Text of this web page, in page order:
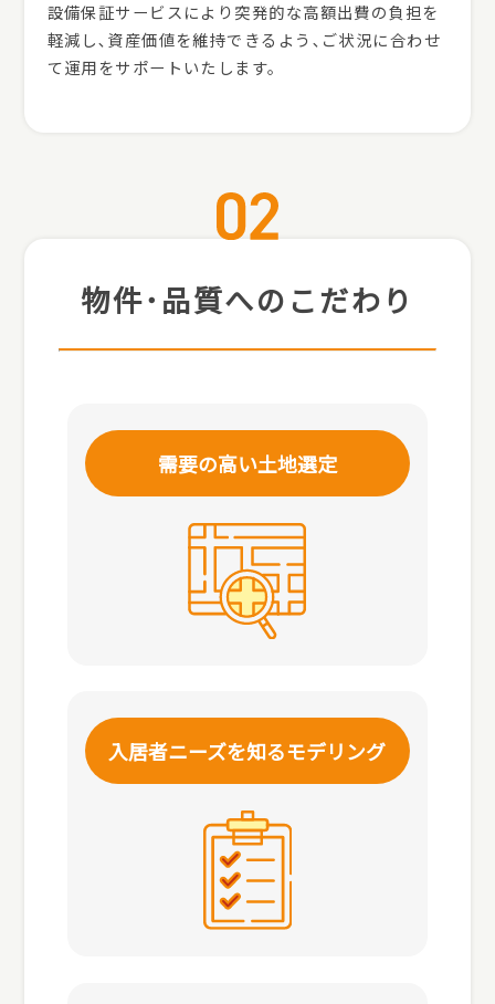
設備保証サービスにより突発的な高額出費の負担を
軽減し､資産価値を維持できるよう､ご状況に合わせ
て運用をサポートいたします。
物件･品質へのこだわり
需要の高い土地選定
入居者ニーズを知るモデリング